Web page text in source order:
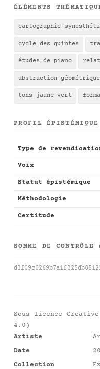
ÉLÉMENTS
cartographie
cycle des quintes
études de piano
abstraction géométrique
tons jaune-vert
PROFIL ÉPISTÉMIQUE
Type de
Voix
Statut épistémique
Méthodologie
Certitude
SOMME DE
Sous licence
4.0)
Artiste
Date
Collection